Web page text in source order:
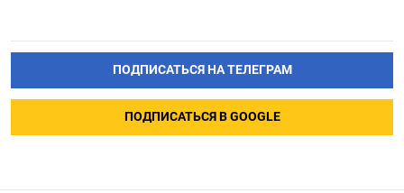
ПОДПИСАТЬСЯ НА ТЕЛЕГРАМ
ПОДПИСАТЬСЯ В GOOGLE